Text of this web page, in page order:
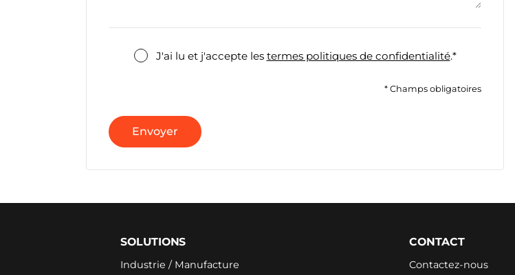
J'ai lu et j'accepte les termes politiques de confidentialité.*
* Champs obligatoires
Envoyer
SOLUTIONS
Industrie / Manufacture
CONTACT
Contactez-nous